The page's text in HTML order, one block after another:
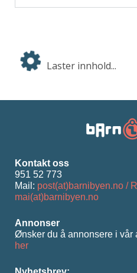
Laster innhold...
Kontakt oss
951 52 773
Mail: post(at)barnibyen.no /
mai(at)barnibyen.no
Annonser
Ønsker du å annonsere i vår
her